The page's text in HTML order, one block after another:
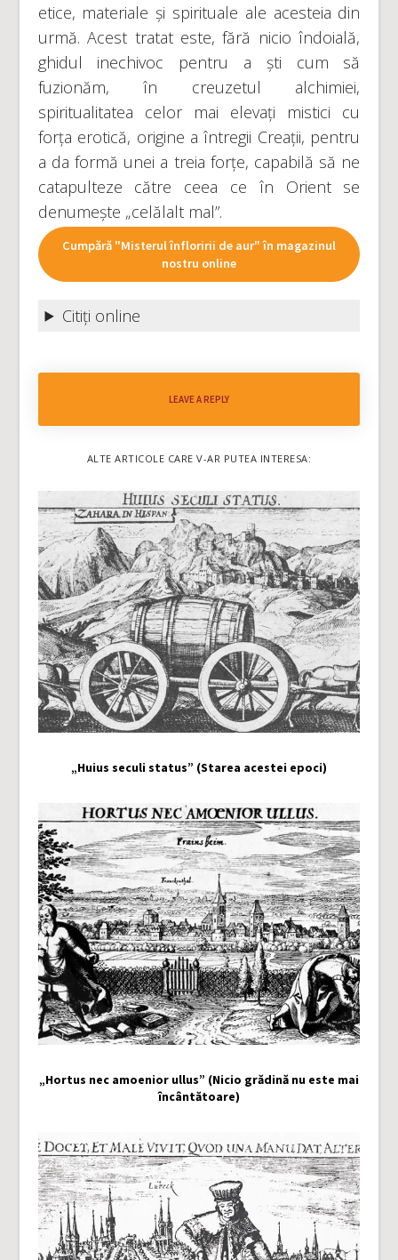
etice, materiale și spirituale ale acesteia din
urmă. Acest tratat este, fără nicio îndoială,
ghidul inechivoc pentru a ști cum să
fuzionăm, în creuzetul alchimiei,
spiritualitatea celor mai elevați mistici cu
forța erotică, origine a întregii Creații, pentru
a da formă unei a treia forțe, capabilă să ne
catapulteze către ceea ce în Orient se
denumește „celălalt mal”.
Cumpără "Misterul înfloririi de aur" în magazinul
nostru online
Citiți online
LEAVE A REPLY
ALTE ARTICOLE CARE V-AR PUTEA INTERESA:
„Huius seculi status” (Starea acestei epoci)
„Hortus nec amoenior ullus” (Nicio grădină nu este mai
încântătoare)